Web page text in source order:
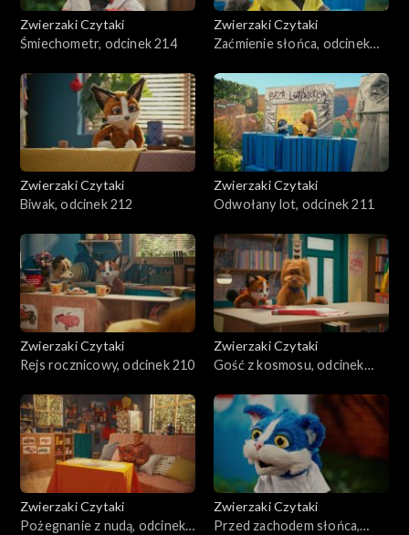
Zwierzaki Czytaki
Śmiechometr, odcinek 214
Zwierzaki Czytaki
Zaćmienie słońca, odcinek
Zwierzaki Czytaki
Biwak, odcinek 212
Zwierzaki Czytaki
Odwołany lot, odcinek 211
Zwierzaki Czytaki
Rejs rocznicowy, odcinek 210
Zwierzaki Czytaki
Gość z kosmosu, odcinek
Zwierzaki Czytaki
Pożegnanie z nudą, odcinek
Zwierzaki Czytaki
Przed zachodem słońca,